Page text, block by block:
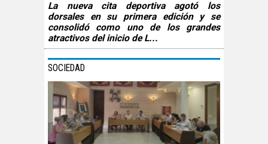
La nueva cita deportiva agotó los
dorsales en su primera edición y se
consolidó como uno de los grandes
atractivos del inicio de L...
SOCIEDAD